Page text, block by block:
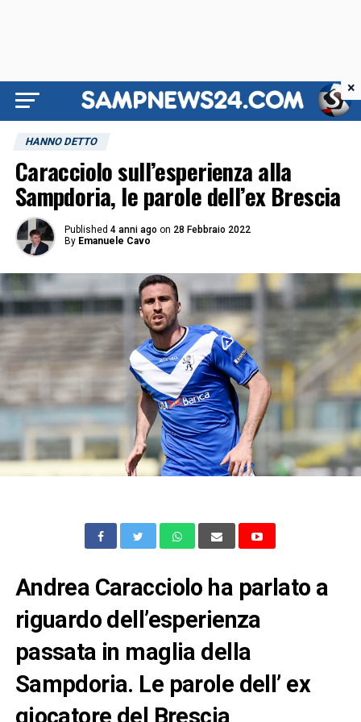
HANNO DETTO
Caracciolo sull’esperienza alla
Sampdoria, le parole dell’ex Brescia
Published 4 anni ago on 28 Febbraio 2022
By Emanuele Cavo
Andrea Caracciolo ha parlato a
riguardo dell’esperienza
passata in maglia della
Sampdoria. Le parole dell’ ex
giocatore del Brescia
×